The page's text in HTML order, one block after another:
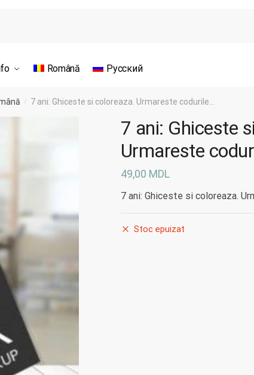
Română Русский
/ 7 ani: Ghiceste si coloreaza. Urmareste codurile…
7 ani: Ghiceste
Urmareste
49,00 MDL
7 ani: Ghiceste si coloreaza.
Stoc epuizat